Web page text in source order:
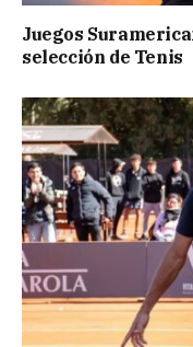
Juegos
selección de Tenis